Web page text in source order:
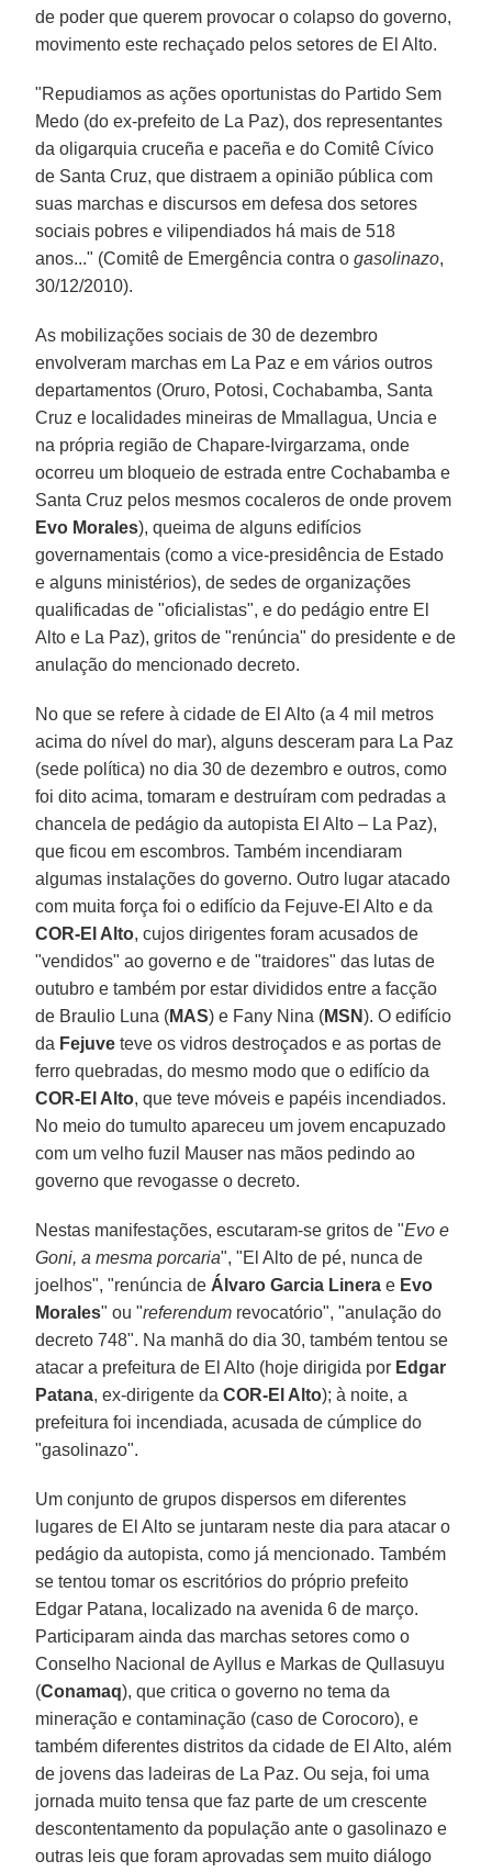
de poder que querem provocar o colapso do governo,
movimento este rechaçado pelos setores de El Alto.
"Repudiamos as ações oportunistas do Partido Sem
Medo (do ex-prefeito de La Paz), dos representantes
da oligarquia cruceña e paceña e do Comitê Cívico
de Santa Cruz, que distraem a opinião pública com
suas marchas e discursos em defesa dos setores
sociais pobres e vilipendiados há mais de 518
anos..." (Comitê de Emergência contra ogasolinazo,
30/12/2010).
As mobilizações sociais de 30 de dezembro
envolveram marchas em La Paz e em vários outros
departamentos (Oruro, Potosi, Cochabamba, Santa
Cruz e localidades mineiras de Mmallagua, Uncia e
na própria região de Chapare-Ivirgarzama, onde
ocorreu um bloqueio de estrada entre Cochabamba e
Santa Cruz pelos mesmos cocaleros de onde provem
Evo Morales), queima de alguns edifícios
governamentais (como a vice-presidência de Estado
e alguns ministérios), de sedes de organizações
qualificadas de "oficialistas", e do pedágio entre El
Alto e La Paz), gritos de "renúncia" do presidente e de
anulação do mencionado decreto.
No que se refere à cidade de El Alto (a 4 mil metros
acima do nível do mar), alguns desceram para La Paz
(sede política) no dia 30 de dezembro e outros, como
foi dito acima, tomaram e destruíram com pedradas a
chancela de pedágio da autopista El Alto – La Paz),
que ficou em escombros. Também incendiaram
algumas instalações do governo. Outro lugar atacado
com muita força foi o edifício da Fejuve-El Alto e da
COR-El Alto, cujos dirigentes foram acusados de
"vendidos" ao governo e de "traidores" das lutas de
outubro e também por estar divididos entre a facção
de Braulio Luna (MAS) e Fany Nina (MSN). O edifício
da Fejuve teve os vidros destroçados e as portas de
ferro quebradas, do mesmo modo que o edifício da
COR-El Alto, que teve móveis e papéis incendiados.
No meio do tumulto apareceu um jovem encapuzado
com um velho fuzil Mauser nas mãos pedindo ao
governo que revogasse o decreto.
Nestas manifestações, escutaram-se gritos de "Evo e
Goni, a mesma porcaria", "El Alto de pé, nunca de
joelhos", "renúncia de Álvaro Garcia Linera e Evo
Morales" ou "referendum revocatório", "anulação do
decreto 748". Na manhã do dia 30, também tentou se
atacar a prefeitura de El Alto (hoje dirigida por Edgar
Patana, ex-dirigente daCOR-El Alto); à noite, a
prefeitura foi incendiada, acusada de cúmplice do
"gasolinazo".
Um conjunto de grupos dispersos em diferentes
lugares de El Alto se juntaram neste dia para atacar o
pedágio da autopista, como já mencionado. Também
se tentou tomar os escritórios do próprio prefeito
Edgar Patana, localizado na avenida 6 de março.
Participaram ainda das marchas setores como o
Conselho Nacional de Ayllus e Markas de Qullasuyu
(Conamaq), que critica o governo no tema da
mineração e contaminação (caso de Corocoro), e
também diferentes distritos da cidade de El Alto, além
de jovens das ladeiras de La Paz. Ou seja, foi uma
jornada muito tensa que faz parte de um crescente
descontentamento da população ante o gasolinazo e
outras leis que foram aprovadas sem muito diálogo